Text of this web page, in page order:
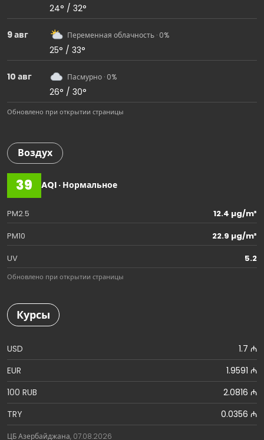
24° / 32°
9 авг Переменная облачность · 0%
25° / 33°
10 авг Пасмурно · 0%
26° / 30°
Обновлено при открытии страницы
Воздух
39 AQI · Нормальное
PM2.5
12.4 µg/m³
PM10
22.9 µg/m³
UV
5.2
Обновлено при открытии страницы
Курсы
USD
1.7 ₼
EUR
1.9591 ₼
100 RUB
2.0816 ₼
TRY
0.0356 ₼
ЦБ Азербайджана, 07.08.2026